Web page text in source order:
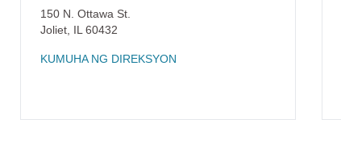
150 N. Ottawa St.
Joliet IL 60432
KUMUHA NG DIREKSYON